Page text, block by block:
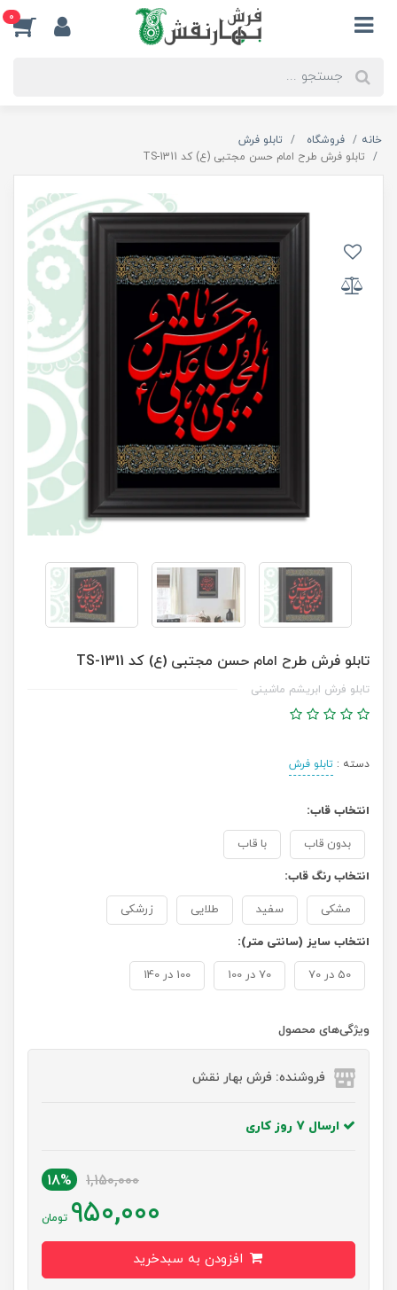
0
خانه فروشگاه
تابلو فرش
تابلو فرش طرح امام حسن مجتبی (ع) کد TS-1311
تابلو فرش طرح امام حسن مجتبی (ع) کد TS-1311
تابلو فرش ابریشم ماشینی
دسته : تابلو فرش
انتخاب قاب:
بدون قاب با قاب
انتخاب رنگ قاب:
مشکی سفید طلایی زرشکی
انتخاب سایز (سانتی متر):
50 در 70 70 در 100 100 در 140
ویژگی‌های محصول
فروشنده: فرش بهار نقش
ارسال 7 روز کاری
1,150,000
18%
950,000 تومان